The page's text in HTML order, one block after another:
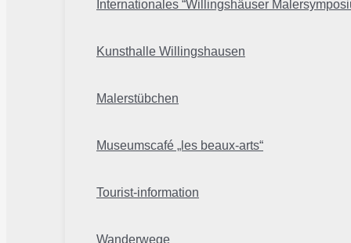
Internationales “Willingshäuser
Kunsthalle Willingshausen
Malerstübchen
Museumscafé „les beaux-arts“
Tourist-information
Wanderwege